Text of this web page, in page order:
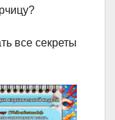
все секреты